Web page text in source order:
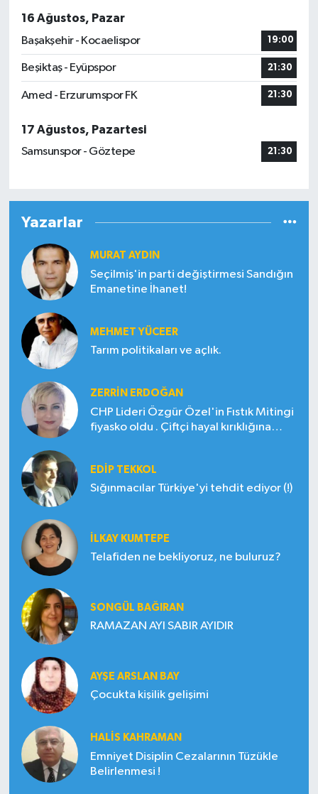
16 Ağustos, Pazar
Başakşehir - Kocaelispor
19:00
Beşiktaş - Eyüpspor 21:30
Amed - Erzurumspor FK 21:30
17 Ağustos, Pazartesi
Samsunspor - Göztepe
21:30
Yazarlar
MURAT AYDIN
Seçilmiş'in parti değiştirmesi Sandığın
Emanetine İhanet!
MEHMET YÜCEER
Tarım politikaları ve açlık.
ZERRIN ERDOĞAN
CHP Lideri Özgür Özel'in Fıstık Mitingi
fiyasko oldu . Çiftçi hayal kırıklığına
EDIP TEKKOL
Sığınmacılar Türkiye'yi tehdit ediyor (!)
İLKAY KUMTEPE
Telafiden ne bekliyoruz, ne buluruz?
SONGÜL BAĞIRAN
RAMAZAN AYI SABIR AYIDIR
AYŞE ARSLAN BAY
Çocukta kişilik gelişimi
HALIS KAHRAMAN
Emniyet Disiplin Cezalarının Tüzükle
Belirlenmesi !